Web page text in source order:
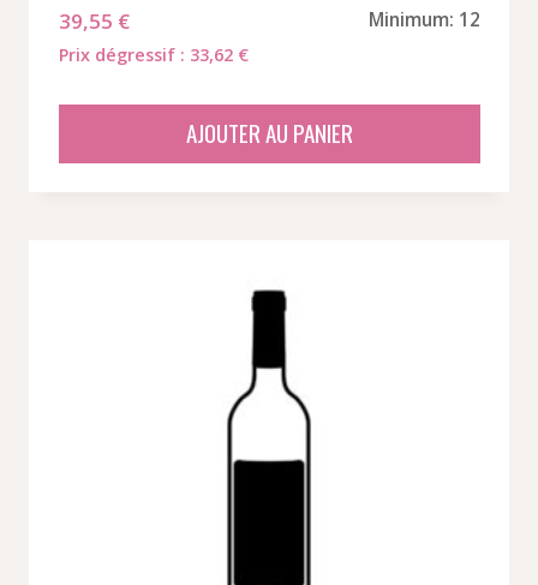
39,55 € Minimum: 12
Prix dégressif : 33,62 €
AJOUTER AU PANIER